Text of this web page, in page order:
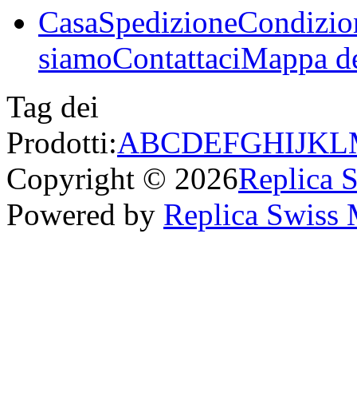
CasaSpedizione
siamoContattaciMappa
Tag dei
Prodotti:ABCDEFGHIJKL
Copyright © 2026Replica
Powered by Replica Swiss